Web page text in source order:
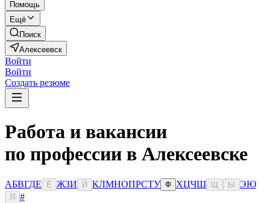
Помощь
Ещё
Поиск
Алексеевск
Войти
Войти
Создать резюме
Работа и вакансии
по профессии в Алексеевске
АБВГДЕ Ё ЖЗИ Й КЛМНОПРСТУ Ф ХЦЧШ Ы ЭЮ
Я
#